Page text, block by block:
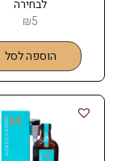
לבחירה
₪5
הוספה לסל